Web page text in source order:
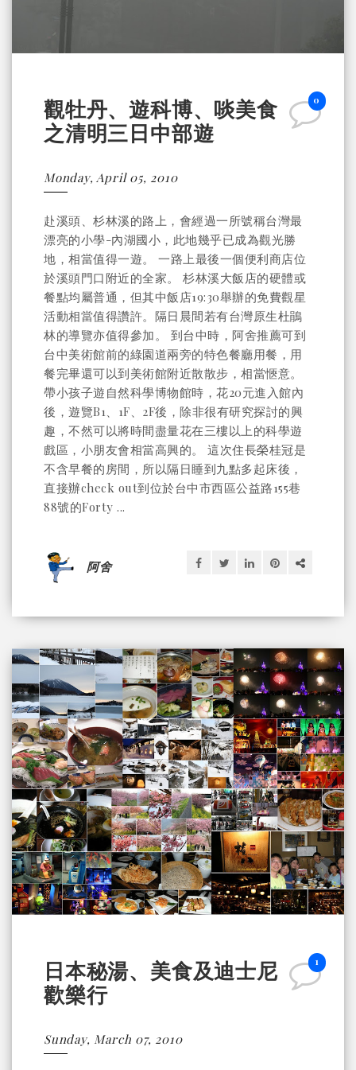
0
觀牡丹、遊科博、啖美食
之清明三日中部遊
Monday, April 05, 2010
赴溪頭、杉林溪的路上，會經過一所號稱台灣最
漂亮的小學-內湖國小，此地幾乎已成為觀光勝
地，相當值得一遊。 一路上最後一個便利商店位
於溪頭門口附近的全家。 杉林溪大飯店的硬體或
餐點均屬普通，但其中飯店19:30舉辦的免費觀星
活動相當值得讚許。隔日晨間若有台灣原生杜鵑
林的導覽亦值得參加。 到台中時，阿舍推薦可到
台中美術館前的綠園道兩旁的特色餐廳用餐，用
餐完畢還可以到美術館附近散散步，相當愜意。
帶小孩子遊自然科學博物館時，花20元進入館內
後，遊覽B1、1F、2F後，除非很有研究探討的興
趣，不然可以將時間盡量花在三樓以上的科學遊
戲區，小朋友會相當高興的。 這次住長榮桂冠是
不含早餐的房間，所以隔日睡到九點多起床後，
直接辦check out到位於台中市西區公益路155巷
88號的Forty ...
阿舍
1
日本秘湯、美食及迪士尼
歡樂行
Sunday, March 07, 2010